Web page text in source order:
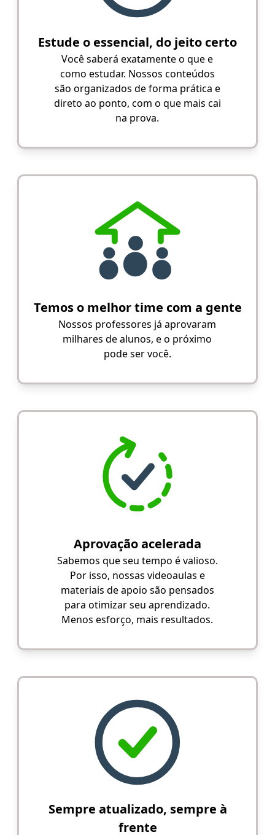
Estude o essencial, do jeito certo
Você saberá exatamente o que e
como estudar. Nossos conteúdos
são organizados de forma prática e
direto ao ponto, com o que mais cai
na prova.
Temos o melhor time com a gente
Nossos professores já aprovaram
milhares de alunos, e o próximo
pode ser você.
Aprovação acelerada
Sabemos que seu tempo é valioso.
Por isso, nossas videoaulas e
materiais de apoio são pensados
para otimizar seu aprendizado.
Menos esforço, mais resultados.
Sempre atualizado, sempre à
frente